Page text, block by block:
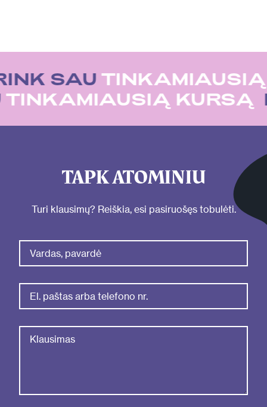
SAUTINKAMIAUSIĄ
TINKAMIAUSIĄ KURSĄ
TAPK ATOMINIU
Turi klausimų? Reiškia, esi pasiruošęs tobulėti.